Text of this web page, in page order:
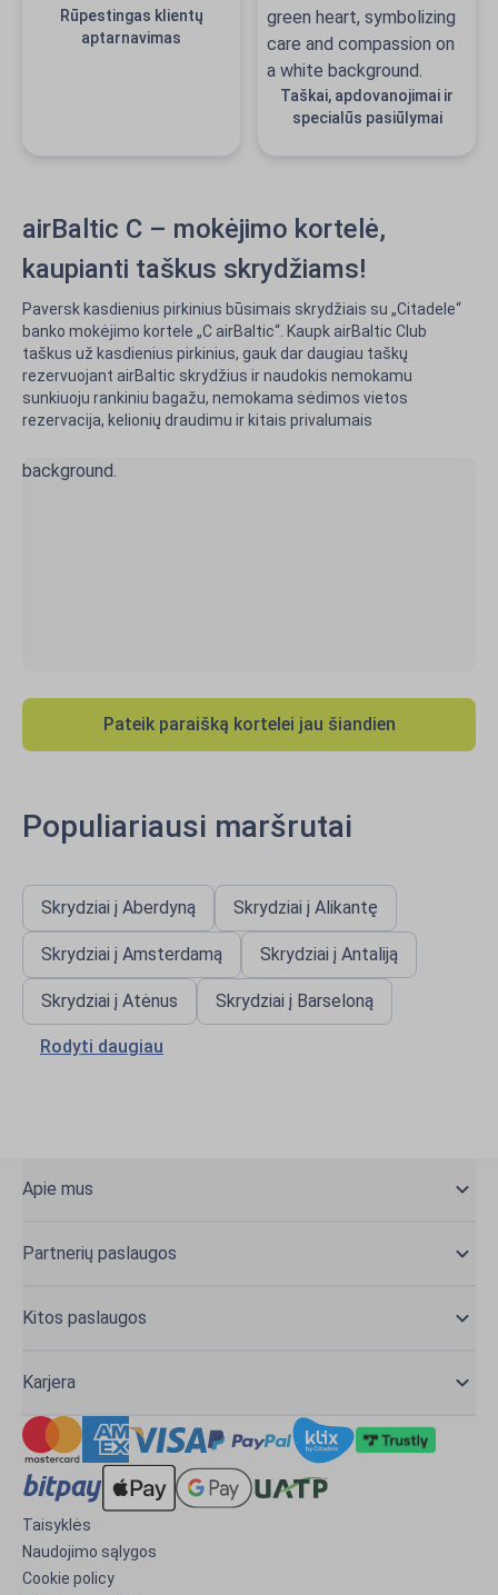
Rūpestingas klientų
aptarnavimas
Taškai, apdovanojimai ir
specialūs pasiūlymai
airBaltic C – mokėjimo kortelė,
kaupianti taškus skrydžiams!
Paversk kasdienius pirkinius būsimais skrydžiais su „Citadele“
banko mokėjimo kortele „C airBaltic“. Kaupk airBaltic Club
taškus už kasdienius pirkinius, gauk dar daugiau taškų
rezervuojant airBaltic skrydžius ir naudokis nemokamu
sunkiuoju rankiniu bagažu, nemokama sėdimos vietos
rezervacija, kelionių draudimu ir kitais privalumais
Pateik paraišką kortelei jau šiandien
Populiariausi maršrutai
Skrydziai į Aberdyną Skrydziai į Alikantę
Skrydziai į Amsterdamą Skrydziai į Antaliją
Skrydziai į Atėnus Skrydziai į Barseloną
Rodyti daugiau
Apie mus
Partnerių paslaugos
Kitos paslaugos
Karjera
Taisyklės
Naudojimo sąlygos
Cookie policy